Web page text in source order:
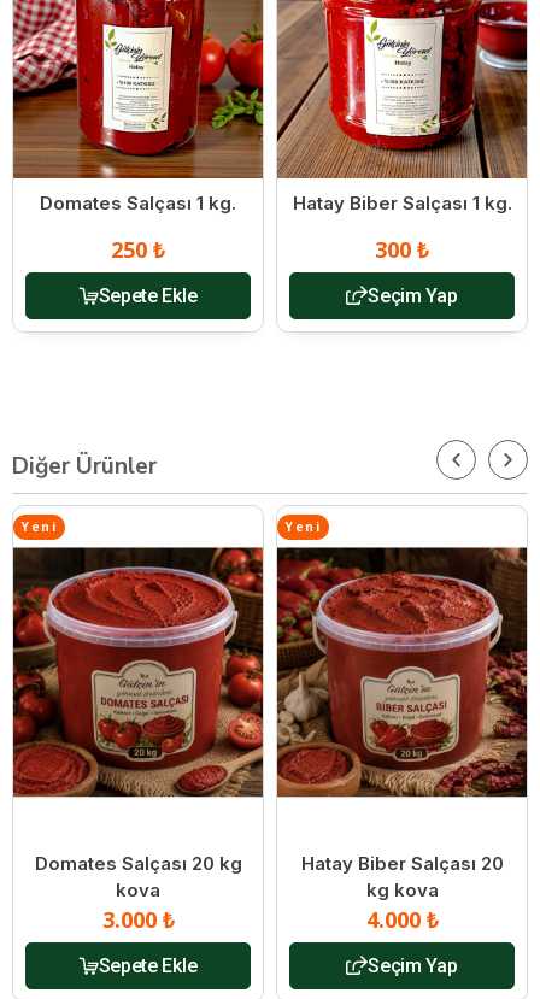
Domates Salçası 1 kg.
250 ₺
Sepete Ekle
Hatay Biber Salçası 1 kg.
300 ₺
Seçim Yap
Diğer Ürünler
Yeni
Domates Salçası 20 kg
kova
3.000 ₺
Sepete Ekle
Yeni
Hatay Biber Salçası 20
kg kova
4.000 ₺
Seçim Yap